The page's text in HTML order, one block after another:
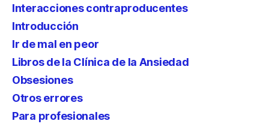
Interacciones contraproducentes
Introducción
Ir de mal en peor
Libros de la Clínica de la Ansiedad
Obsesiones
Otros errores
Para profesionales